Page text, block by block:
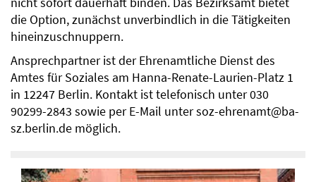
die Option, zunächst unverbindlich in die Tätigkeiten
hineinzuschnuppern.
Ansprechpartner ist der Ehrenamtliche Dienst des
Amtes für Soziales am Hanna-Renate-Laurien-Platz 1
in 12247 Berlin. Kontakt ist telefonisch unter 030
90299-2843 sowie per E-Mail unter soz-ehrenamt@ba-
sz.berlin.de möglich.